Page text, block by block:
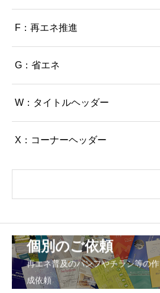
F：再エネ推進
G：省エネ
W：タイトルヘッダー
X：コーナーヘッダー
個別のご依頼
再エネ普及のパンフやチラシ等の作
成依頼